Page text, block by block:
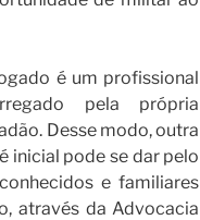
é um profissional
pela própria
Desse modo, outra
inicial pode se dar pelo
e familiares
através da Advocacia